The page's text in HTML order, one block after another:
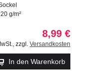
g/m²
8,99 €
zzgl. Versandkosten
In den Warenkorb